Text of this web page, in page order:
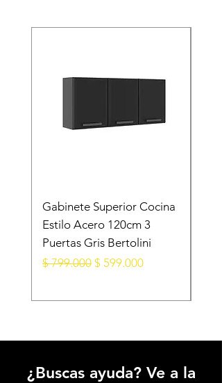
Gabinete Superior Cocina
Estilo Acero 120cm 3
Puertas Gris Bertolini
Precio
$ 799.000 Precio de oferta
$ 599.000
¿Buscas ayuda? Ve a la